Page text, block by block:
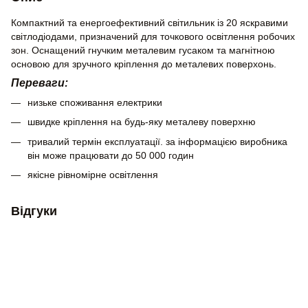
Компактний та енергоефективний світильник із 20 яскравими
світлодіодами, призначений для точкового освітлення робочих
зон. Оснащений гнучким металевим гусаком та магнітною
основою для зручного кріплення до металевих поверхонь.
Переваги:
низьке споживання електрики
швидке кріплення на будь-яку металеву поверхню
тривалий термін експлуатації. за інформацією виробника
він може працювати до 50 000 годин
якісне рівномірне освітлення
Відгуки